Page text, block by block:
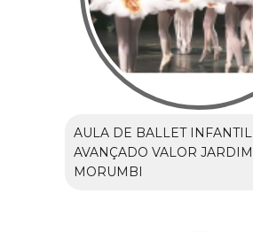
AULA DE BALLET INFANTIL
AVANÇADO VALOR JARDIM
MORUMBI